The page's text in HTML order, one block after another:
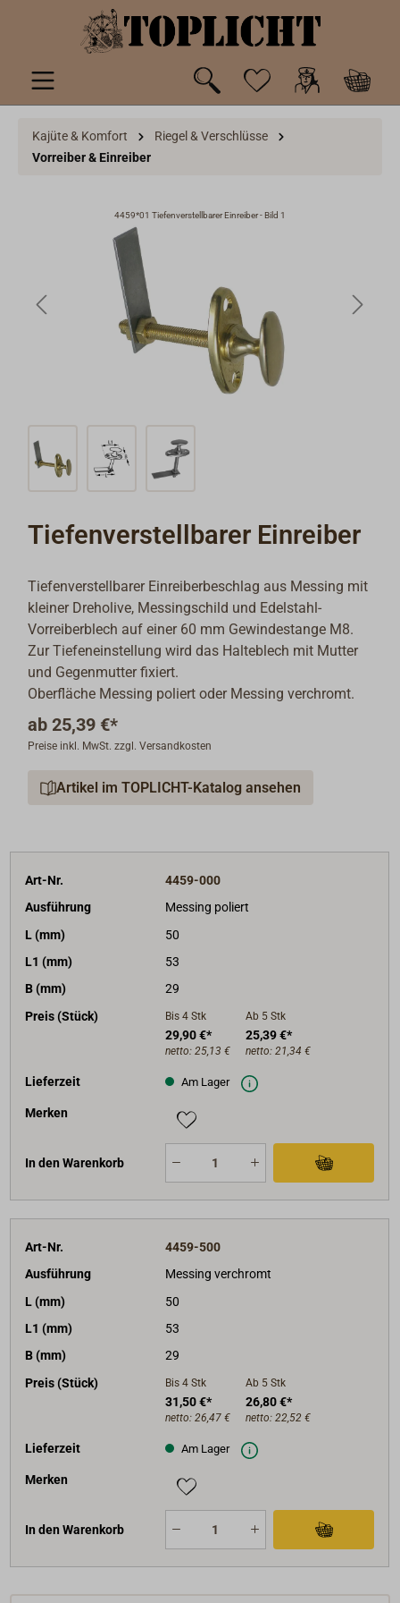
springen
Kajüte & Komfort
Riegel & Verschlüsse
Vorreiber & Einreiber
4459*01 Tiefenverstellbarer Einreiber - Bild 1
Tiefenverstellbarer Einreiber
Tiefenverstellbarer Einreiberbeschlag aus Messing mit
kleiner Dreholive, Messingschild und Edelstahl-
Vorreiberblech auf einer 60 mm Gewindestange M8.
Zur Tiefeneinstellung wird das Halteblech mit Mutter
und Gegenmutter fixiert.
Oberfläche Messing poliert oder Messing verchromt.
ab 25,39 €*
Preise inkl. MwSt. zzgl. Versandkosten
Artikel im TOPLICHT-Katalog ansehen
Art-Nr.
4459-000
Ausführung
Messing poliert
L (mm)
50
L1 (mm)
53
B (mm)
29
Preis (Stück)
Bis 4 Stk
29,90 €*
netto: 25,13 €
Ab 5 Stk
25,39 €*
netto: 21,34 €
Lieferzeit Am Lager
Merken
In den Warenkorb
Art-Nr.
4459-500
Ausführung
Messing verchromt
L (mm)
50
L1 (mm)
53
B (mm)
29
Preis (Stück)
Bis 4 Stk
31,50 €*
netto: 26,47 €
Ab 5 Stk
26,80 €*
netto: 22,52 €
Lieferzeit Am Lager
Merken
In den Warenkorb